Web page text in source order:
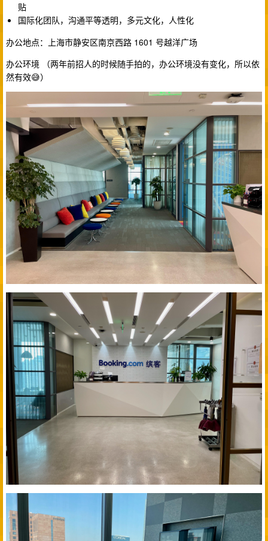
贴
国际化团队，沟通平等透明，多元文化，人性化
办公地点：上海市静安区南京西路 1601 号越洋广场
办公环境 （两年前招人的时候随手拍的，办公环境没有变化，所以依
然有效😅）